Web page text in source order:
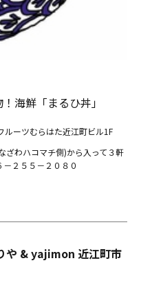
海鮮「まるひ丼」
ルーツむらはた近江町ビル1F
ざわハコマチ側)から入って３軒
２５５－２０８０
や & yajimon 近江町市